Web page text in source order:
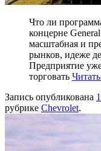
Что ли
концерне
масштабная и
рынков, идеже
Предприятие
торговать
Запись опубликована
рубрике Chevrolet.